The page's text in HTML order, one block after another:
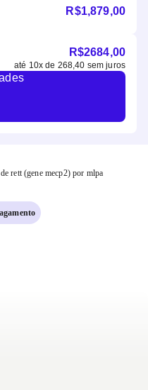
R$1,879,00
R$2684,00
até 10x de 268,40 sem juros
rett (gene mecp2) por mlpa